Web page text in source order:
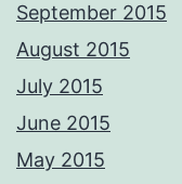
September 2015
August 2015
July 2015
June 2015
May 2015